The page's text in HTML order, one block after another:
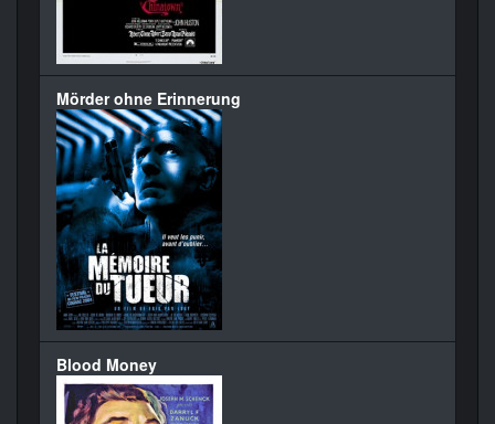
Mörder ohne Erinnerung
Blood Money